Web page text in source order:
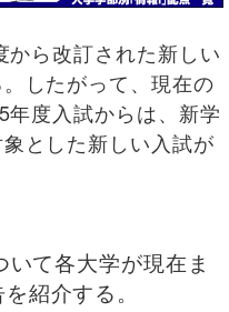
ら改訂された新しい
したがって、現在の
度入試からは、新学
とした新しい入試が
て各大学が現在ま
紹介する。